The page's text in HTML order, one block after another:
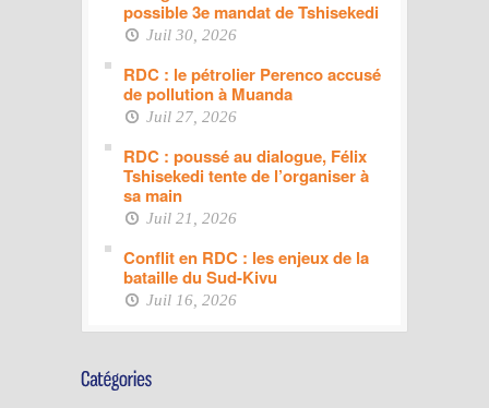
possible 3e mandat de Tshisekedi
Juil 30, 2026
RDC : le pétrolier Perenco accusé
de pollution à Muanda
Juil 27, 2026
RDC : poussé au dialogue, Félix
Tshisekedi tente de l’organiser à
sa main
Juil 21, 2026
Conflit en RDC : les enjeux de la
bataille du Sud-Kivu
Juil 16, 2026